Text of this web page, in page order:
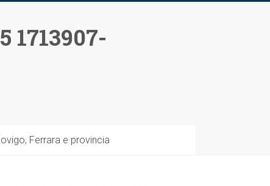
1713907-
Ferrara e provincia